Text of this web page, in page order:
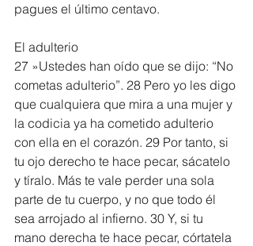
pagues el último centavo.
El adulterio
27 »Ustedes han oído que se dijo: “No
cometas adulterio”. 28 Pero yo les digo
que cualquiera que mira a una mujer y
la codicia ya ha cometido adulterio
con ella en el corazón. 29 Por tanto, si
tu ojo derecho te hace pecar, sácatelo
y tíralo. Más te vale perder una sola
parte de tu cuerpo, y no que todo él
sea arrojado al infierno. 30 Y, si tu
mano derecha te hace pecar, córtatela